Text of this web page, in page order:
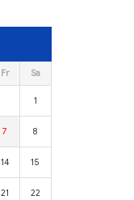
Fr Sa
1
7 8
14 15
21 22